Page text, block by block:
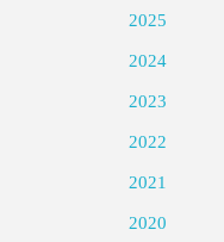
2025
2024
2023
2022
2021
2020